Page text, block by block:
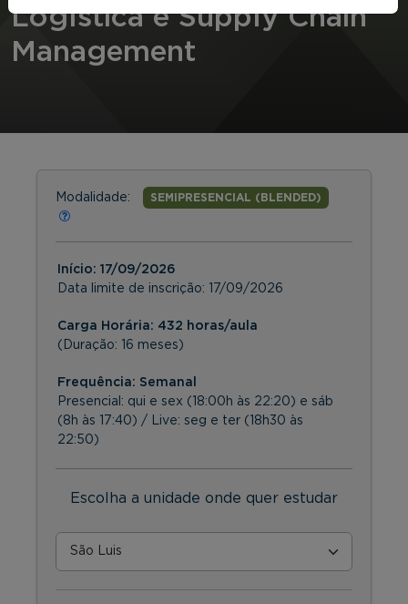
Logística e Supply Chain
Management
Modalidade: SEMIPRESENCIAL (BLENDED)
Início: 17/09/2026
Data limite de inscrição: 17/09/2026
Carga Horária: 432 horas/aula
(Duração: 16 meses)
Frequência: Semanal
Presencial: qui e sex (18:00h às 22:20) e sáb
(8h às 17:40) / Live: seg e ter (18h30 às
22:50)
Escolha a unidade onde quer estudar